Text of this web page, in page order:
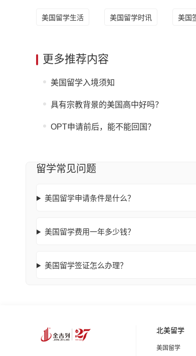
美国留学生活 美国留学时讯 美国
更多推荐内容
美国留学入境须知
具有宗教背景的美国高中好吗？
OPT申请前后，能不能回国？
留学常见问题
美国留学申请条件是什么？
美国留学费用一年多少钱？
美国留学签证怎么办理？
北美留学
美国留学